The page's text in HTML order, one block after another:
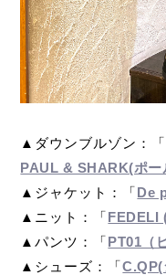
▲ダウンブルゾン：「
PAUL & SHARK(ポー
▲ジャケット：「De
▲ニット：「FEDELI
▲パンツ：「PT01（
▲シューズ：「C.QP(